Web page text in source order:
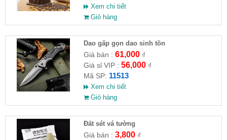
Xem chi tiết
Giỏ hàng
Dao gấp gọn dao sinh tồn
Giá bán : 61,000₫
Giá sỉ VIP : 56,000₫
Mã SP: 11513
Xem chi tiết
Giỏ hàng
Đất sét vá tường
Giá bán : 3,800₫